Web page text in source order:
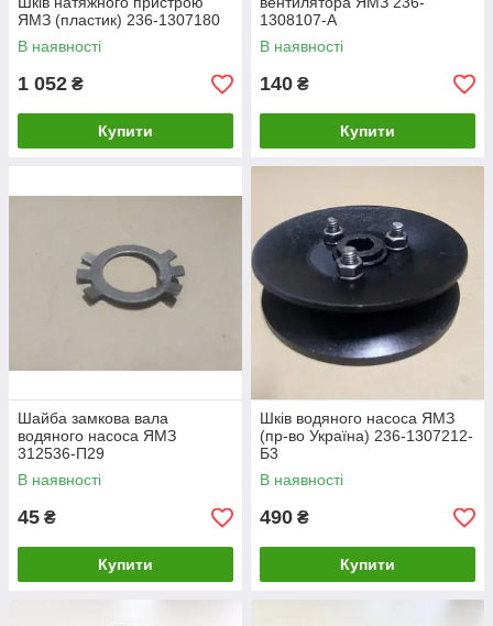
ЯМЗ (пластик) 236-1307180
В наявності
1 052 ₴
Купити
1308107-А
В наявності
140 ₴
Купити
Шайба замкова вала
водяного насоса ЯМЗ
312536-П29
В наявності
45 ₴
Купити
Шків водяного насоса ЯМЗ
(пр-во Україна) 236-1307212-
Б3
В наявності
490 ₴
Купити